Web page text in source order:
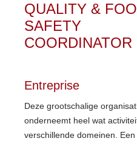
QUALITY &
SAFETY
COORDINATOR
Entreprise
Deze grootschalige
onderneemt heel wat
verschillende domeinen.